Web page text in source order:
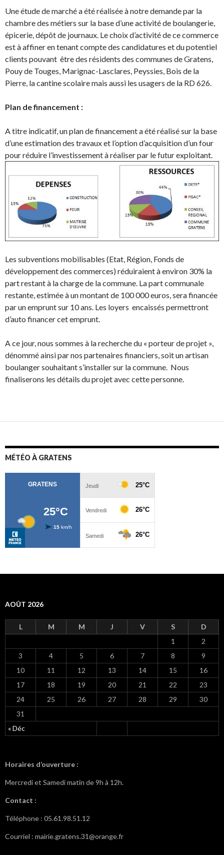
Une étude de marché a été réalisée à notre demande par la
chambre des métiers sur la base d’une activité de boulangerie,
épicerie, dépôt de journaux. Le choix d’activité de ce commerce
est à affiner en tenant compte des candidatures et du potentiel
clients pouvant être des résidents des communes de Gratens,
Pouy de Touges, Marignac-Lasclares, Peyssies, Bois de la
Pierre, la cantine scolaire mais aussi les usagers de la RD 626.
Plan de financement :
A titre indicatif, un plan de financement a été réalisé sur la base
d’une estimation des travaux et l’option d’acquisition d’un four
pour réduire l’investissement à réaliser par le futur exploitant.
Les subventions mobilisables (Etat, Région, Fonds de
développement des commerces) réduiraient à environ 30% la
part restant à la charge de la commune. La part communale
restante, estimée à un montant de 100 000 euros, sera financée
par un emprunt sur 10 ans. Les loyers encaissés permettront
d’auto financer cet emprunt.
A ce jour, nous sommes à la recherche du « porteur de projet »,
dénommé ainsi par nos partenaires financiers, soit un artisan
boulanger souhaitant s’installer sur la commune. Nous
finaliserons les détails du projet avec cette personne.
MÉTÉO À GRATENS
AOÛT 2026
L M M J V S D
« Déc
1
2
3
4 5 6 7 8
9
10
11 12 13 14 15
16
17
18 19 20 21 22
23
24
25 26 27 28 29
30
31
Horaires d’ouverture :
Mercredi et Samedi matin de 9h à 12h.
Contact :
Téléphone : 05.61.98.51.12
Courriel : mairie.gratens.31@orange.fr